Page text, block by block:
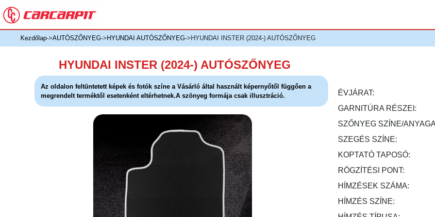
Kezdőlap->AUTÓSZŐNYEG-> HYUNDAI AUTÓSZŐNYEG->HYUNDAI INSTER (2024-) AUTÓSZŐNYEG
HYUNDAI INSTER (2024-) AUTÓSZŐNYEG
Az oldalon feltüntetett képek és fotók színe a Vásárló által használt képernyőtől függően a
megrendelt terméktől esetenként eltérhetnek.A szönyeg formája csak illusztráció.
ÉVJÁRAT:
GARNITÚRA RÉSZEI:
SZŐNYEG SZÍNE/
SZEGÉS SZÍNE:
KOPTATÓ TAPOSÓ:
RÖGZÍTÉSI PONT:
HÍMZÉSEK SZÁMA:
HÍMZÉS SZÍNE: